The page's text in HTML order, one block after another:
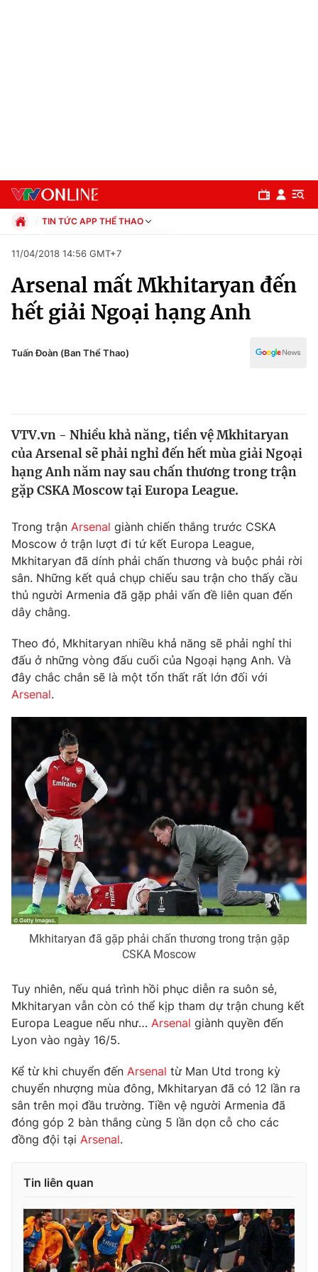
Chuyên mục
Chính trị
Y tế
Thế giới
Thế giới đó đây
Câu chuyện quốc tế
Kinh tế
Tài chính
Thị trường
Góc doanh nghiệp
Dữ liệu và đời sống
Truyền hình
Phim VTV
Hậu trường
Nhân vật
Giải sao mai
Giải trí
Điện ảnh
Đời sống
Chất lượng cuộc sống
Giáo dục
Tuyển sinh
Học trực tuyến
Công nghệ
Hitech Công nghệ tương lai
Sản phẩm
Thị trường
Tư vấn
Giao lưu trực tuyến
Lịch phát sóng
Chuyên mục khác
Emagazine Podcast
Video Shorts video
VTV Sức khoẻ Bất động sản
Thị trường 24h
VTV4
VTV9 VTV8
Liên hệ tòa soạn English
TIN TỨC APP THỂ THAO
Xã hội
Pháp luật
Thể thao
Văn hóa - Giải trí
Giáo dục
11/04/2018 14:56 GMT+7
Arsenal mất Mkhitaryan đến
hết giải Ngoại hạng Anh
Tuấn Đoàn (Ban Thể Thao)
VTV.vn - Nhiều khả năng, tiền vệ Mkhitaryan
của Arsenal sẽ phải nghỉ đến hết mùa giải Ngoại
hạng Anh năm nay sau chấn thương trong trận
gặp CSKA Moscow tại Europa League.
Trong trận Arsenal giành chiến thắng trước CSKA
Moscow ở trận lượt đi tứ kết Europa League,
Mkhitaryan đã dính phải chấn thương và buộc phải rời
sân. Những kết quả chụp chiếu sau trận cho thấy cầu
thủ người Armenia đã gặp phải vấn đề liên quan đến
dây chằng.
Theo đó, Mkhitaryan nhiều khả năng sẽ phải nghỉ thi
đấu ở những vòng đấu cuối của Ngoại hạng Anh. Và
đây chắc chắn sẽ là một tổn thất rất lớn đối với
Arsenal.
Mkhitaryan đã gặp phải chấn thương trong trận gặp
CSKA Moscow
Tuy nhiên, nếu quá trình hồi phục diễn ra suôn sẻ,
Mkhitaryan vẫn còn có thể kịp tham dự trận chung kết
Europa League nếu như… Arsenal giành quyền đến
Lyon vào ngày 16/5.
Kể từ khi chuyển đến Arsenal từ Man Utd trong kỳ
chuyển nhượng mùa đông, Mkhitaryan đã có 12 lần ra
sân trên mọi đầu trường. Tiền vệ người Armenia đã
đóng góp 2 bàn thắng cùng 5 lần dọn cỗ cho các
đồng đội tại Arsenal.
Tin liên quan